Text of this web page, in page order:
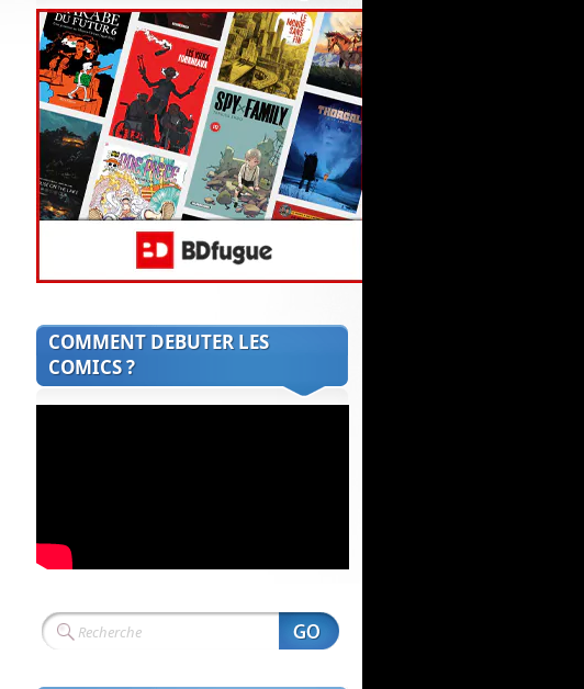
COMMENT DEBUTER LES
COMICS ?